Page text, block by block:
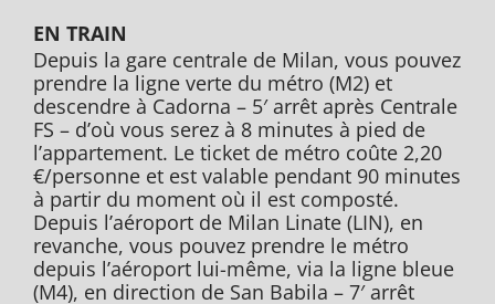
EN TRAIN
Depuis la gare centrale de Milan, vous pouvez
prendre la ligne verte du métro (M2) et
descendre à Cadorna – 5′ arrêt après Centrale
FS – d’où vous serez à 8 minutes à pied de
l’appartement. Le ticket de métro coûte 2,20
€/personne et est valable pendant 90 minutes
à partir du moment où il est composté.
Depuis l’aéroport de Milan Linate (LIN), en
revanche, vous pouvez prendre le métro
depuis l’aéroport lui-même, via la ligne bleue
(M4), en direction de San Babila – 7′ arrêt